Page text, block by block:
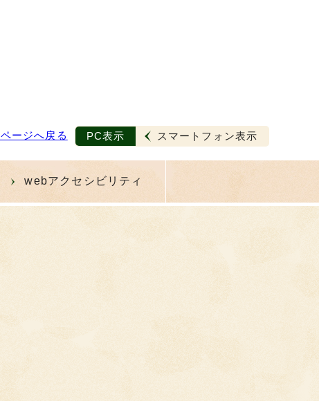
ージへ戻る PC表示 スマートフォン表示
webアクセシビリティ